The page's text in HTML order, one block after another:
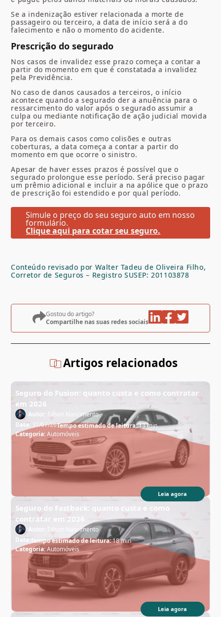
Se a indenização estiver relacionada a morte de
passageiro ou terceiro, a data de início será a do
falecimento e não o momento do acidente.
Prescrição do segurado
Nos casos de invalidez esse prazo começa a contar a
partir do momento em que é constatada a invalidez
pela Previdência.
No caso de danos causados a terceiros, o início
acontece quando a segurado der a anuência para o
ressarcimento do valor após o segurado assumir a
culpa ou mediante notificação de ação judicial movida
por terceiro.
Para os demais casos como colisões e outras
coberturas, a data começa a contar a partir do
momento em que ocorre o sinistro.
Apesar de haver esses prazos é possível que o
segurado prolongue esse período. Será preciso pagar
um prêmio adicional e incluir a na apólice que o prazo
de prescrição foi estendido e por qual período.
Simule o preço do seu seguro auto em nosso
formulário.
Clique aqui para cotar seu seguro.
Conteúdo revisado por Walter Tadeu de Oliveira Filho,
Corretor de Seguros – Registro SUSEP: 201103878
Gostou do artigo?
Compartilhe nas suas redes sociais
Artigos relacionados
Seguro do Fusion: quanto custa e como contratar
em 2026
Autor: Edson Nascimento
Data: 31/07/26Tempo estimado de leitura:13 min
Categoria:Automóveis
Leia agora
Seguro do Fastback: quanto custa e como
contratar em 2026
Autor:
Edson Nascimento
Data:Tempo estimado de leitura:18 min
Categoria:Automóveis
Leia agora